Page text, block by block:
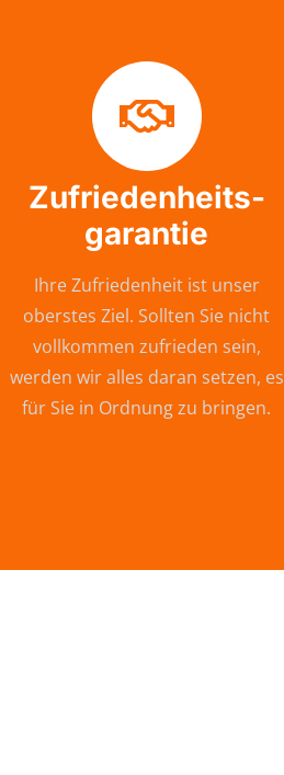
Zufriedenheits-
garantie
Ihre Zufriedenheit ist unser
oberstes Ziel. Sollten Sie nicht
vollkommen zufrieden sein,
werden wir alles daran setzen, es
für Sie in Ordnung zu bringen.